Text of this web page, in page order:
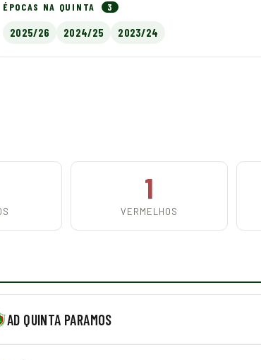
ÉPOCAS NA QUINTA 3
2025/26 2024/25 2023/24
1
VERMELHOS
AD QUINTA PARAMOS